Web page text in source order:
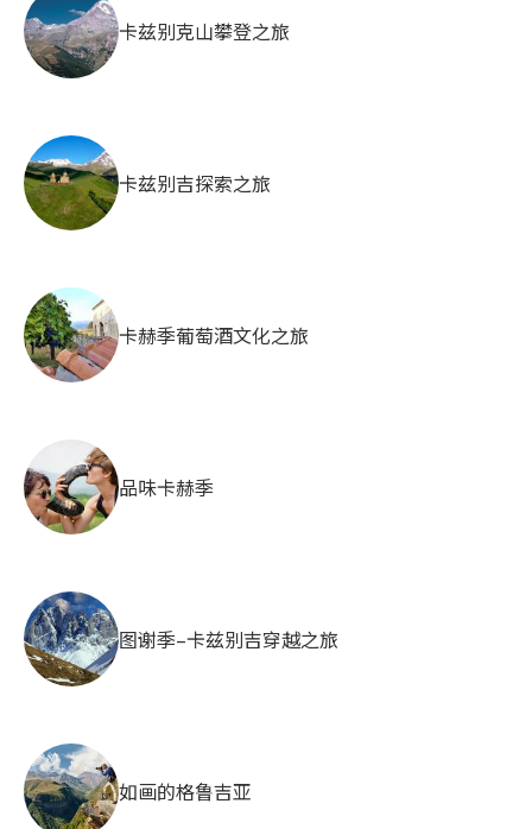
卡兹别克山攀登之旅
卡兹别吉探索之旅
卡赫季葡萄酒文化之旅
品味卡赫季
图谢季–卡兹别吉穿越之旅
如画的格鲁吉亚